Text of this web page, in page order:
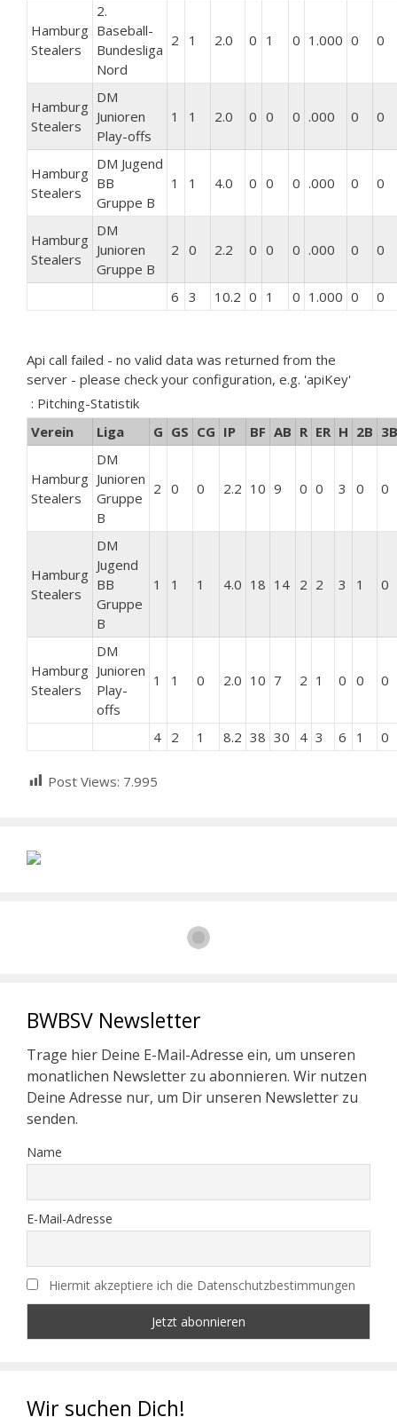
Hamburg
Stealers
2.
Baseball-
Bundesliga
Nord
2 1 2.0 0 1 0 1.000 0 0
Hamburg
Stealers
DM
Junioren
Play-offs
1 1 2.0 0 0 0 .000 0 0
Hamburg
Stealers
DM Jugend
BB
Gruppe B
1 1 4.0 0 0 0 .000 0 0
Hamburg
Stealers
DM
Junioren
Gruppe B
2 0 2.2 0 0 0 .000 0 0
6 3 10.2 0 1 0 1.000 0 0
Api call failed - no valid data was returned from the
server - please check your configuration, e.g. 'apiKey'
: Pitching-Statistik
Verein
Liga G GS CG IP BF AB R ER H 2B 3B
Hamburg
Stealers
DM
Junioren
Gruppe
B
2 0 0 2.2 10 9 0 0 3 0 0
Hamburg
Stealers
DM
Jugend
BB
Gruppe
B
1 1 1 4.0 18 14 2 2 3 1 0
Hamburg
Stealers
DM
Junioren
Play-
offs
1 1 0 2.0 10 7 2 1 0 0 0
4 2 1 8.2 38 30 4 3 6 1 0
Post Views: 7.995
BWBSV Newsletter
Trage hier Deine E-Mail-Adresse ein, um unseren
monatlichen Newsletter zu abonnieren. Wir nutzen
Deine Adresse nur, um Dir unseren Newsletter zu
senden.
Name
E-Mail-Adresse
Hiermit akzeptiere ich die Datenschutzbestimmungen
Wir suchen Dich!